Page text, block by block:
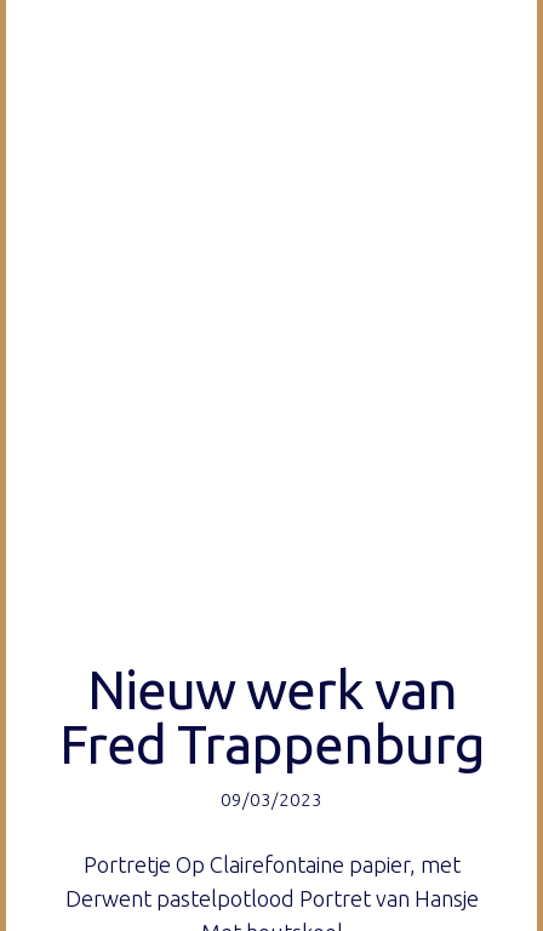
Nieuw werk van
Fred Trappenburg
09/03/2023
Portretje Op Clairefontaine papier, met
Derwent pastelpotlood Portret van Hansje